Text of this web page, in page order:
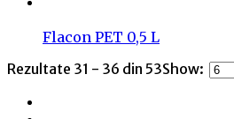
Flacon PET 0,5 L
Rezultate 31 - 36 din 53Show: